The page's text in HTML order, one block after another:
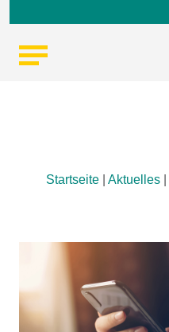
Startseite Aktuelles